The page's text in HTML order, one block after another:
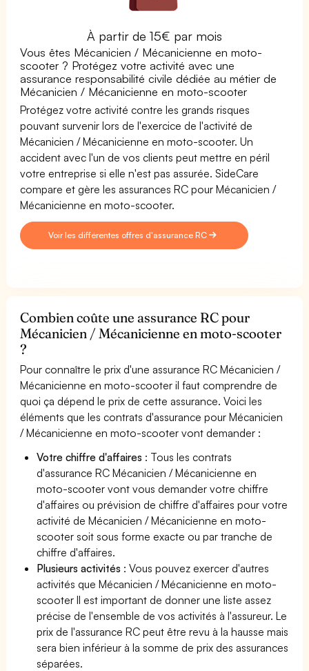
À partir de 15€ par mois
Vous êtes Mécanicien / Mécanicienne en moto-
scooter ? Protégez votre activité avec une
assurance responsabilité civile dédiée au métier de
Mécanicien / Mécanicienne en moto-scooter
Protégez votre activité contre les grands risques
pouvant survenir lors de l'exercice de l'activité de
Mécanicien / Mécanicienne en moto-scooter. Un
accident avec l'un de vos clients peut mettre en péril
votre entreprise si elle n'est pas assurée. SideCare
compare et gère les assurances RC pour Mécanicien /
Mécanicienne en moto-scooter.
Voir les différentes offres d'assurance RC
Combien coûte une assurance RC pour
Mécanicien / Mécanicienne en moto-scooter
?
Pour connaître le prix d'une assurance RC Mécanicien /
Mécanicienne en moto-scooter il faut comprendre de
quoi ça dépend le prix de cette assurance. Voici les
éléments que les contrats d'assurance pour Mécanicien
/ Mécanicienne en moto-scooter vont demander :
Votre chiffre d'affaires : Tous les contrats
d'assurance RC Mécanicien / Mécanicienne en
moto-scooter vont vous demander votre chiffre
d'affaires ou prévision de chiffre d'affaires pour votre
activité de Mécanicien / Mécanicienne en moto-
scooter soit sous forme exacte ou par tranche de
chiffre d'affaires.
Plusieurs activités : Vous pouvez exercer d'autres
activités que Mécanicien / Mécanicienne en moto-
scooter Il est important de donner une liste assez
précise de l'ensemble de vos activités à l'assureur. Le
prix de l'assurance RC peut être revu à la hausse mais
sera bien inférieur à la somme de prix des assurances
séparées.